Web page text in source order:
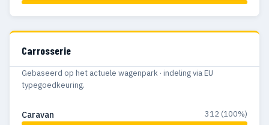
Carrosserie
Gebaseerd op het actuele wagenpark · indeling via EU
typegoedkeuring.
Caravan 312 (100%)